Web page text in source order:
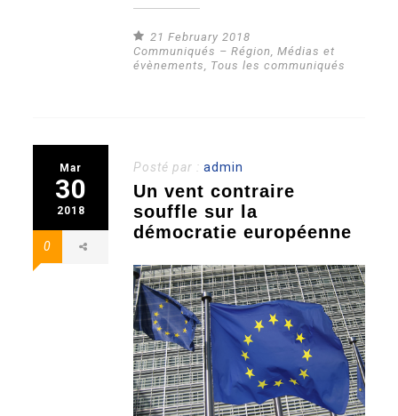
21 February 2018
Communiqués – Région,Médias et
évènements, Tous les communiqués
Mar
30
2018
0
Posté par :admin
Un vent contraire
souffle sur la
démocratie européenne